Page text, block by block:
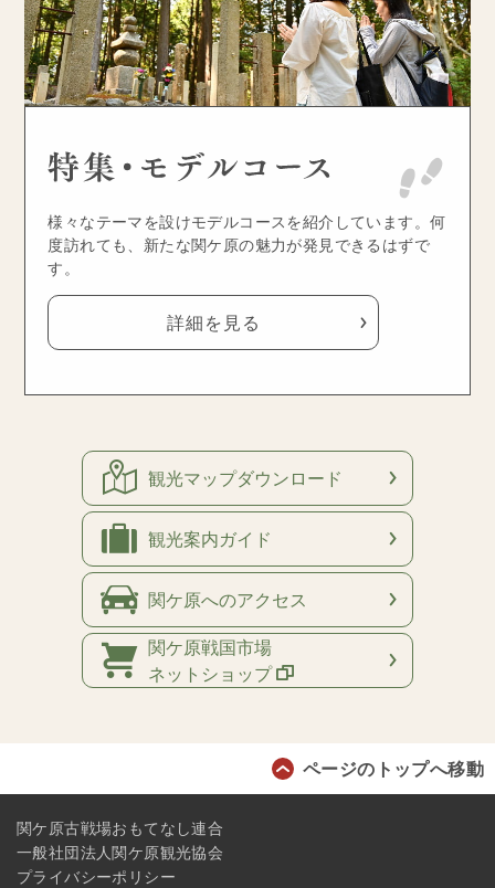
様々なテーマを設けモデルコースを紹介しています。何
度訪れても、新たな関ケ原の魅力が発見できるはずで
す。
詳細を見る
観光マップダウンロード
観光案内ガイド
関ケ原へのアクセス
関ケ原戦国市場
ネットショップ
ページのトップへ移動
関ケ原古戦場おもてなし連合
一般社団法人関ケ原観光協会
プライバシーポリシー